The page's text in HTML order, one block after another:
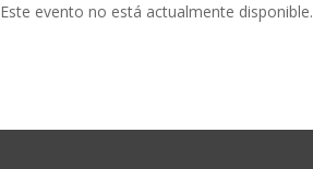
Este evento no está actualmente disponible.